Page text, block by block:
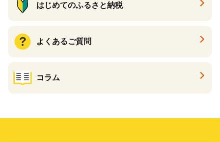
はじめてのふるさと納税
よくあるご質問
コラム